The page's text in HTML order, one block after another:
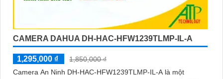
CAMERA DAHUA DH-HAC-HFW1239TLMP-IL-A
1,295,000 ₫
1,850,000 ₫
Camera An Ninh DH-HAC-HFW1239TLMP-IL-A là một